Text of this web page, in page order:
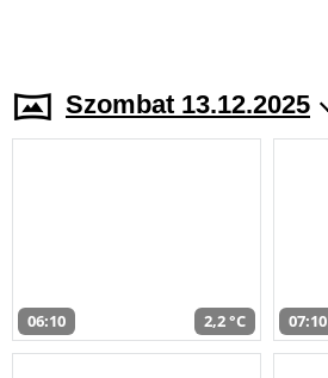
Szombat 13.12.2025
06:10 2,2 °C 07:10